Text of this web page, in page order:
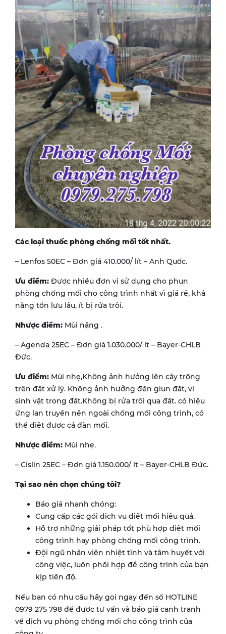
Các loại thuốc phòng chống mối tốt nhất.
– Lenfos 50EC – Đơn giá 410.000/ lít – Anh Quốc.
Ưu điểm: Được nhiều đơn vị sử dụng cho phun
phòng chống mối cho công trình nhất vì giá rẻ, khả
năng tồn lưu lâu, ít bị rửa trôi.
Nhược điểm: Mùi nặng .
– Agenda 25EC – Đơn giá 1.030.000/ ít – Bayer-CHLB
Đức.
Ưu điểm: Mùi nhẹ,Không ảnh hưởng lên cây trồng
trên đất xử lý. Không ảnh hưởng đến giun đất, vi
sinh vật trong đất.Không bị rửa trôi qua đất. có hiệu
ứng lan truyền nên ngoài chống mối công trình, có
thể diệt được cả đàn mối.
Nhược điểm: Mùi nhẹ.
– Cislin 25EC – Đơn giá 1.150.000/ ít – Bayer-CHLB Đức.
Tại sao nên chọn chúng tôi?
Báo giá nhanh chóng:
Cung cấp các gói dịch vụ diệt mối hiệu quả.
Hỗ trợ những giải pháp tốt phù hợp diệt mối
công trình hay phòng chống mối công trình.
Đội ngũ nhân viên nhiệt tình và tâm huyết với
công việc, luôn phối hợp để công trình của bạn
kịp tiến độ.
Nếu bạn có nhu cầu hãy gọi ngay đến số HOTLINE
0979 275 798 để được tư vấn và báo giá cạnh tranh
về dịch vụ phòng chống mối cho công trình của